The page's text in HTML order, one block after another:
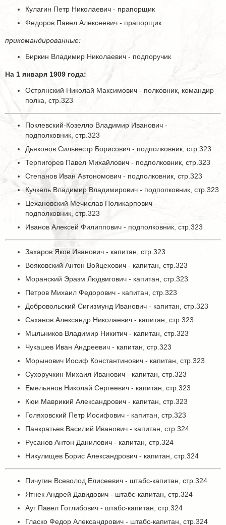
Кулагин Петр Николаевич - прапорщик
Федоров Павел Алексеевич - прапорщик
прикомандированные:
Биркин Владимир Николаевич - подпоручик
На 1 января 1909 года:
Острянский Николай Максимович - полковник, командир
полка, стр.323
Поклевский-Козелло Владимир Иванович -
подполковник, стр.323
Дьяконов Сильвестр Борисович - подполковник, стр.323
Терпигорев Павел Михайлович - подполковник, стр.323
Степанов Иван Автономович - подполковник, стр.323
Кучкель Владимир Владимирович - подполковник, стр.323
Цехановский Мечислав Поликарпович -
подполковник, стр.323
Иванов Алексей Филиппович - подполковник, стр.323
Захаров Яков Иванович - капитан, стр.323
Вояковский Антон Войцехович - капитан, стр.323
Моранский Эразм Людвигович - капитан, стр.323
Петров Михаил Федорович - капитан, стр.323
Добровольский Сигизмунд Иванович - капитан, стр.323
Саханов Александр Николаевич - капитан, стр.323
Мыльников Владимир Никитич - капитан, стр.323
Чукашев Иван Андреевич - капитан, стр.323
Морынович Иосиф Константинович - капитан, стр.323
Сухоручкин Михаил Иванович - капитан, стр.323
Емельянов Николай Сергеевич - капитан, стр.323
Кюи Маврикий Александрович - капитан, стр.323
Голяховский Петр Иосифович - капитан, стр.323
Панкратьев Василий Иванович - капитан, стр.324
Русанов Антон Данилович - капитан, стр.324
Никулищев Борис Александрович - капитан, стр.324
Пичугин Всеволод Елисеевич - штабс-капитан, стр.324
Ятнек Андрей Давидович - штабс-капитан, стр.324
Ауг Павел Готлибович - штабс-капитан, стр.324
Гласко Федор Александрович - штабс-капитан, стр.324